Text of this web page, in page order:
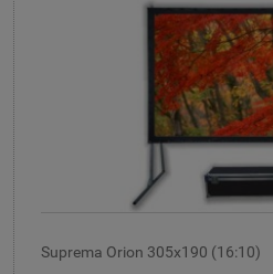
Suprema Orion 305x190 (16:10)